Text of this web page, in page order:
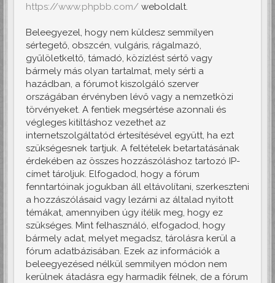
https://www.phpbb.com/ weboldalt.
Beleegyezel, hogy nem küldesz semmilyen
sértegető, obszcén, vulgáris, rágalmazó,
gyűlöletkeltő, támadó, közízlést sértő vagy
bármely más olyan tartalmat, mely sérti a
hazádban, a fórumot kiszolgáló szerver
országában érvényben lévő vagy a nemzetközi
törvényeket. A fentiek megsértése azonnali és
végleges kitiltáshoz vezethet az
internetszolgáltatód értesítésével együtt, ha ezt
szükségesnek tartjuk. A feltételek betartatásának
érdekében az összes hozzászóláshoz tartozó IP-
címet tároljuk. Elfogadod, hogy a fórum
fenntartóinak jogukban áll eltávolítani, szerkeszteni
a hozzászólásaid vagy lezárni az általad nyitott
témákat, amennyiben úgy ítélik meg, hogy ez
szükséges. Mint felhasználó, elfogadod, hogy
bármely adat, melyet megadsz, tárolásra kerül a
fórum adatbázisában. Ezek az információk a
beleegyezésed nélkül semmilyen módon nem
kerülnek átadásra egy harmadik félnek, de a fórum